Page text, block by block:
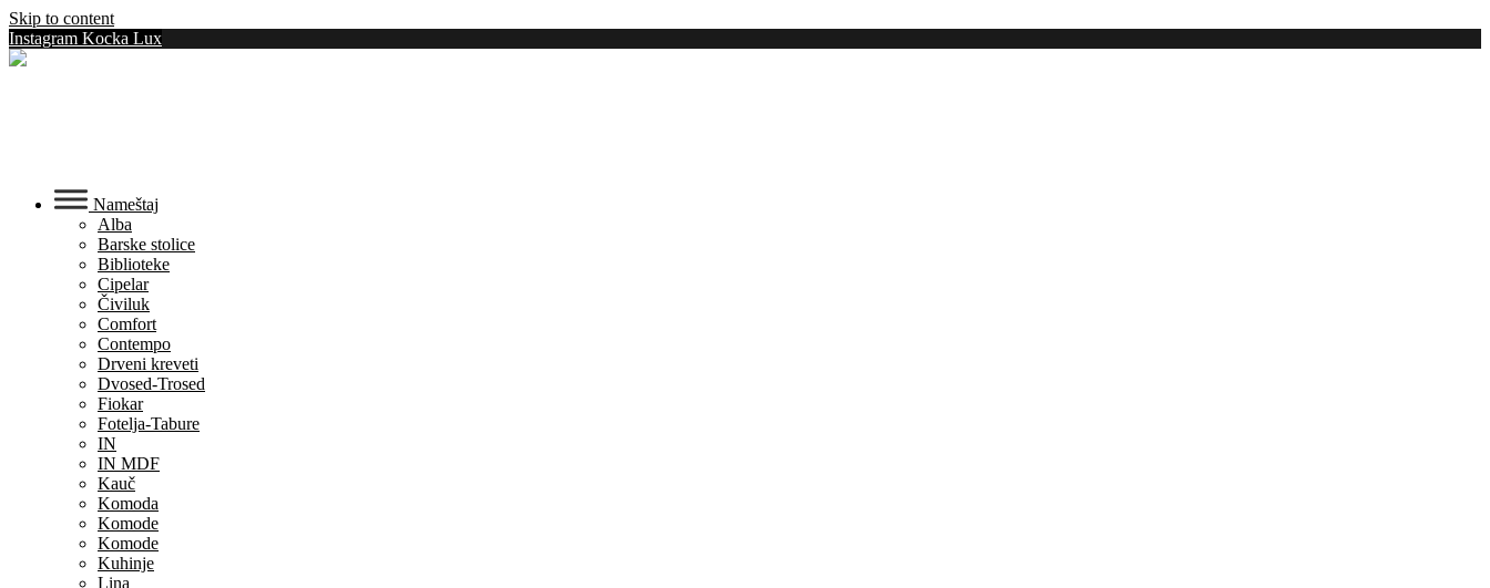
Skip to content
Instagram Kocka Lux
Nameštaj
Alba
Barske stolice
Biblioteke
Cipelar
Čiviluk
Comfort
Contempo
Drveni kreveti
Dvosed-Trosed
Fiokar
Fotelja-Tabure
IN
IN MDF
Kauč
Komoda
Komode
Komode
Kuhinje
Lina